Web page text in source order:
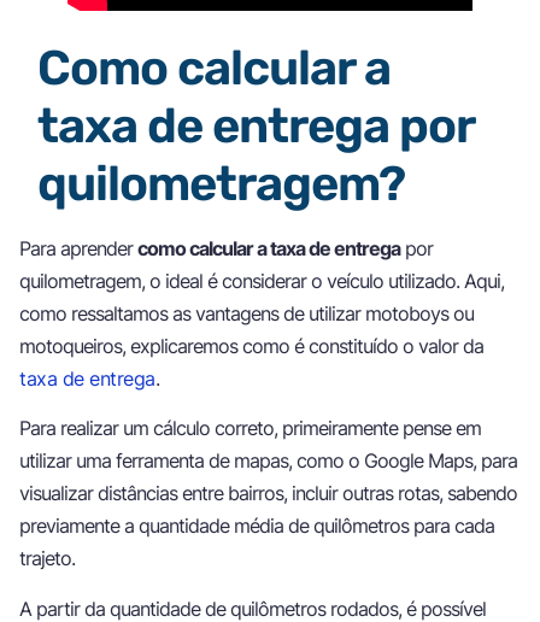
Como calcular a
taxa de entrega por
quilometragem?
Para aprendercomo calcular a taxa de entregapor
quilometragem, o ideal é considerar o veículo utilizado. Aqui,
como ressaltamos as vantagens de utilizar motoboys ou
motoqueiros, explicaremos como é constituído o valor da
taxa de entrega.
Para realizar um cálculo correto, primeiramente pense em
utilizar uma ferramenta de mapas, como o Google Maps, para
visualizar distâncias entre bairros, incluir outras rotas, sabendo
previamente a quantidade média de quilômetros para cada
trajeto.
A partir da quantidade de quilômetros rodados, é possível